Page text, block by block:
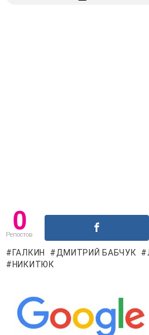
0
Репостов
ГАЛКИН ДМИТРИЙ БАБЧУК
НИКИТЮК